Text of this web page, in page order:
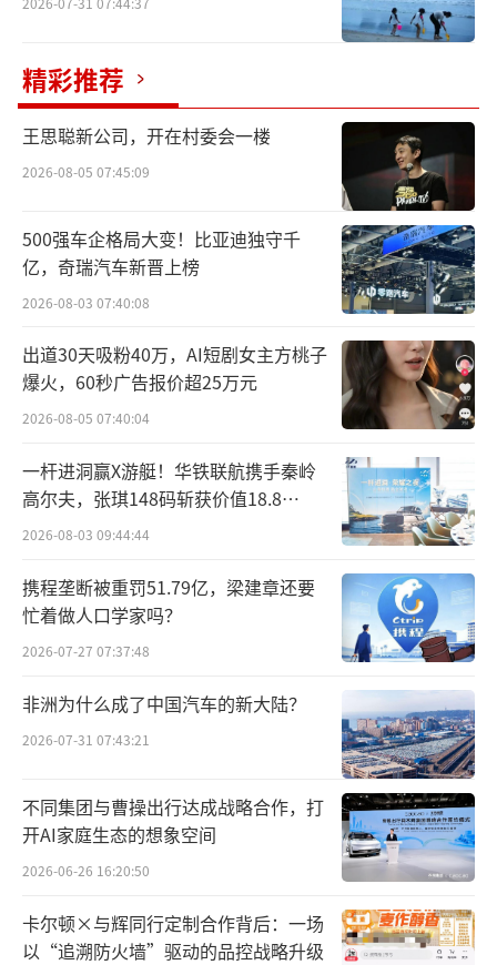
精彩推荐
王思聪新公司，开在村委会一楼
2026-08-05 07:45:09
500强车企格局大变！比亚迪独守千
亿，奇瑞汽车新晋上榜
2026-08-03 07:40:08
出道30天吸粉40万，AI短剧女主方桃子
爆火，60秒广告报价超25万元
2026-08-05 07:40:04
一杆进洞赢X游艇！华铁联航携手秦岭
高尔夫，张琪148码斩获价值18.8
万“十年豪华新能源智能游艇出海权
2026-08-03 09:44:44
携程垄断被重罚51.79亿，梁建章还要
忙着做人口学家吗？
2026-07-27 07:37:48
非洲为什么成了中国汽车的新大陆？
2026-07-31 07:43:21
不同集团与曹操出行达成战略合作，打
开AI家庭生态的想象空间
2026-06-26 16:20:50
卡尔顿×与辉同行定制合作背后：一场
以“追溯防火墙”驱动的品控战略升级